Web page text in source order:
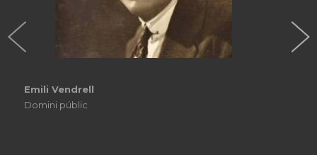
Emili Vendrell
Domini públic